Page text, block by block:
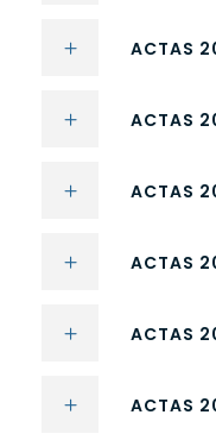
ACTAS
ACTAS
ACTAS
ACTAS
ACTAS
ACTAS